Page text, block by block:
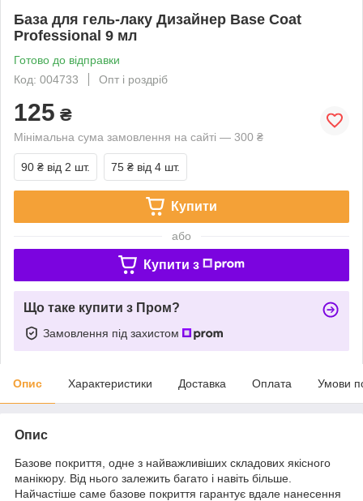
База для гель-лаку Дизайнер Base Coat
Professional 9 мл
Готово до відправки
Код: 004733
Опт і роздріб
125 ₴
Мінімальна сума замовлення на сайті — 300 ₴
90 ₴ від 2 шт. 75 ₴ від 4 шт.
Купити
або
Купити з
Що таке купити з Пром?
Замовлення під захистом
Опис Характеристики Доставка Оплата Умови
Опис
Базове покриття, одне з найважливіших складових якісного
манікюру. Від нього залежить багато і навіть більше.
Найчастіше саме базове покриття гарантує вдале нанесення